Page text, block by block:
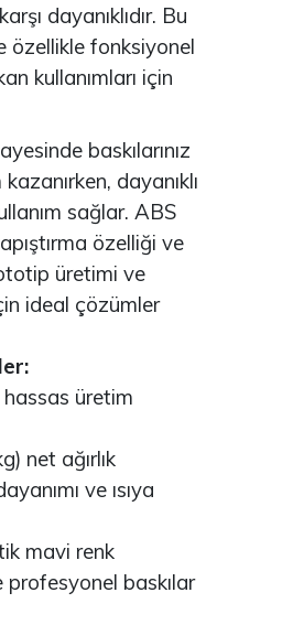
dayanıklıdır. Bu
özellikle fonksiyonel
kullanımları için
baskılarınız
dayanıklı
sağlar. ABS
özelliği ve
üretimi ve
ideal çözümler
üretim
ağırlık
ve ısıya
mavi renk
baskılar